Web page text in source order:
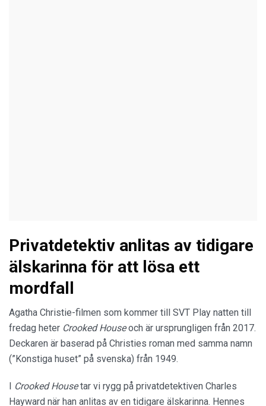
Privatdetektiv anlitas av tidigare
älskarinna för att lösa ett
mordfall
Agatha Christie-filmen som kommer till SVT Play natten till
fredag heter Crooked Houseoch är ursprungligen från 2017.
Deckaren är baserad på Christies roman med samma namn
(”Konstiga huset” på svenska) från 1949.
I Crooked Housetar vi rygg på privatdetektiven Charles
Hayward när han anlitas av en tidigare älskarinna. Hennes